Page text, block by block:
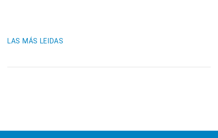
LAS MÁS LEIDAS